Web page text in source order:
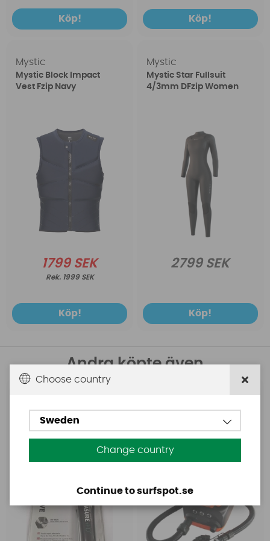
Köp! Köp!
Mystic
Mystic Block Impact
Vest Fzip Navy
1799 SEK
1999 SEK
Köp!
Mystic
Mystic Star Fullsuit
4/3mm DFzip Women
2799 SEK
Köp!
Andra köpte även
Aquasure FD
Base Rechargeable
Choose country
Sweden
Change country
Continue to surfspot.se